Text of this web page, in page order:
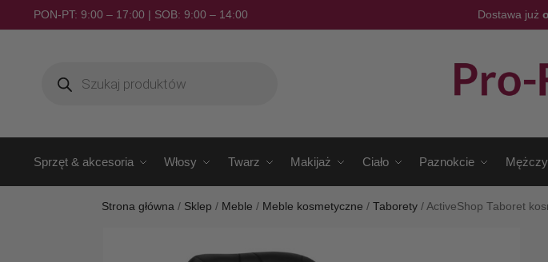
PON-PT: 9:00 – 17:00 | SOB: 9:00 – 14:00 Dostawa już
Sprzęt & akcesoria Włosy Twarz Makijaż Ciało Paznokcie
Strona główna / Sklep / Meble / Meble kosmetyczne /Taborety /ActiveShop Taboret